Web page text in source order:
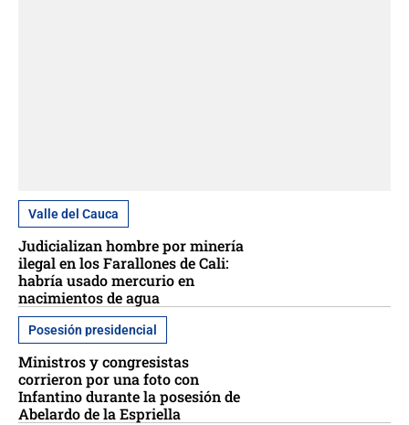
Valle del Cauca
Judicializan hombre por minería
ilegal en los Farallones de Cali:
habría usado mercurio en
nacimientos de agua
Posesión presidencial
Ministros y congresistas
corrieron por una foto con
Infantino durante la posesión de
Abelardo de la Espriella